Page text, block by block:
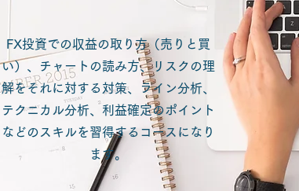
FX投資での収益の取り方（売りと買
い）、チャートの読み方、リスクの理
解をそれに対する対策、ライン分析、
テクニカル分析、利益確定のポイント
などのスキルを習得するコースになり
ます。